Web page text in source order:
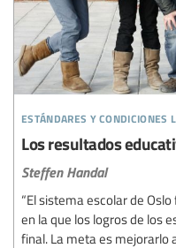
estándares y condiciones
Los resultados
Steffen Handal
“El sistema escolar de
en la que los logros de los
final. La meta es mejorarlo